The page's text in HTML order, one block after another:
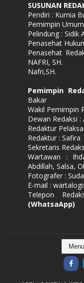
SUSUNAN
Pendiri : Kurnia
Pemimpin
Pelindung : Sidik
Penasehat
Penasehat
NAFRI, SH.
Nafri,SH.
Pemimpin
Bakar
Wakil Pemimpin
Dewan Redaksi
Redaktur
Redaktur : Safira
Sekretaris
Wartawan :
Abdillah, Salsa,
Fotografer :
E-mail :
Telepon
(WhatsaApp)